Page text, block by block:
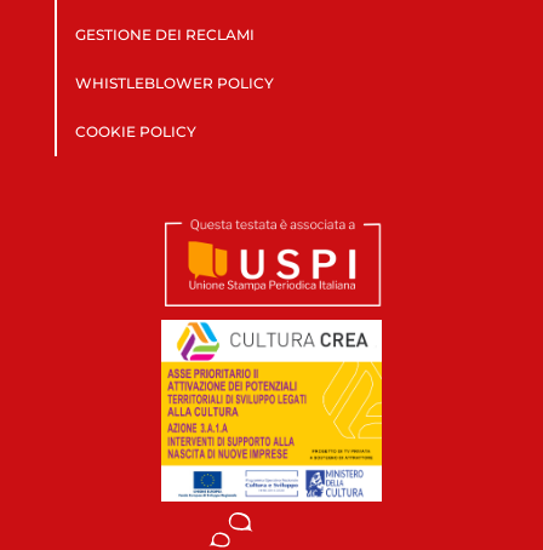
GESTIONE DEI RECLAMI
WHISTLEBLOWER POLICY
COOKIE POLICY